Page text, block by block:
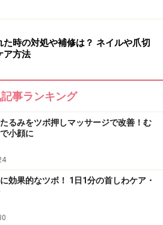
本裕美
トタンクトップ、W ワークアウト
もにアディダス
です。最新の内容をご確認くださ
方法による実践に起因して肌荒れや
ります。実践の際には、必ず自身の体
慮し、正しい方法で行ってください。
を保証するものではありません。
た時の対処や補修は？ ネイルや爪切
ア方法
記事ランキング
るみをツボ押しマッサージで改善！む
小顔に
効果的なツボ！ 1日1分の首しわケア・